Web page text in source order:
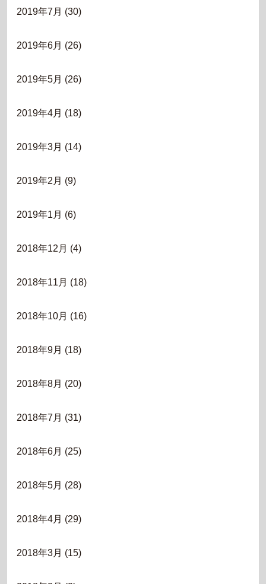
2019年7月 (30)
2019年6月 (26)
2019年5月 (26)
2019年4月 (18)
2019年3月 (14)
2019年2月 (9)
2019年1月 (6)
2018年12月 (4)
2018年11月 (18)
2018年10月 (16)
2018年9月 (18)
2018年8月 (20)
2018年7月 (31)
2018年6月 (25)
2018年5月 (28)
2018年4月 (29)
2018年3月 (15)